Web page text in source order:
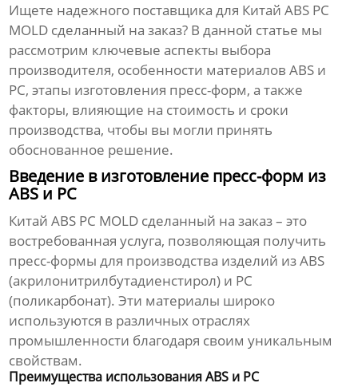
Ищете надежного поставщика для Китай ABS PC
MOLD сделанный на заказ? В данной статье мы
рассмотрим ключевые аспекты выбора
производителя, особенности материалов ABS и
PC, этапы изготовления пресс-форм, а также
факторы, влияющие на стоимость и сроки
производства, чтобы вы могли принять
обоснованное решение.
Введение в изготовление пресс-форм из
ABS и PC
Китай ABS PC MOLD сделанный на заказ– это
востребованная услуга, позволяющая получить
пресс-формы для производства изделий из ABS
(акрилонитрилбутадиенстирол) и PC
(поликарбонат). Эти материалы широко
используются в различных отраслях
промышленности благодаря своим уникальным
свойствам.
Преимущества использования ABS и PC